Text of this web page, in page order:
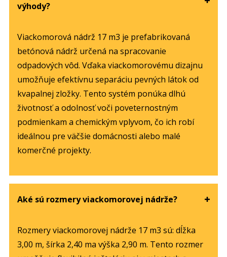
výhody?
Viackomorová nádrž 17 m3 je prefabrikovaná
betónová nádrž určená na spracovanie
odpadových vôd. Vďaka viackomorovému dizajnu
umožňuje efektívnu separáciu pevných látok od
kvapalnej zložky. Tento systém ponúka dlhú
životnosť a odolnosť voči poveternostným
podmienkam a chemickým vplyvom, čo ich robí
ideálnou pre väčšie domácnosti alebo malé
komerčné projekty.
Aké sú rozmery viackomorovej nádrže?
Rozmery viackomorovej nádrže 17 m3 sú: dĺžka
3,00 m, šírka 2,40 ma výška 2,90 m. Tento rozmer